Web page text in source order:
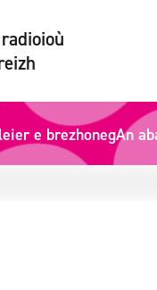
e brezhonegAn